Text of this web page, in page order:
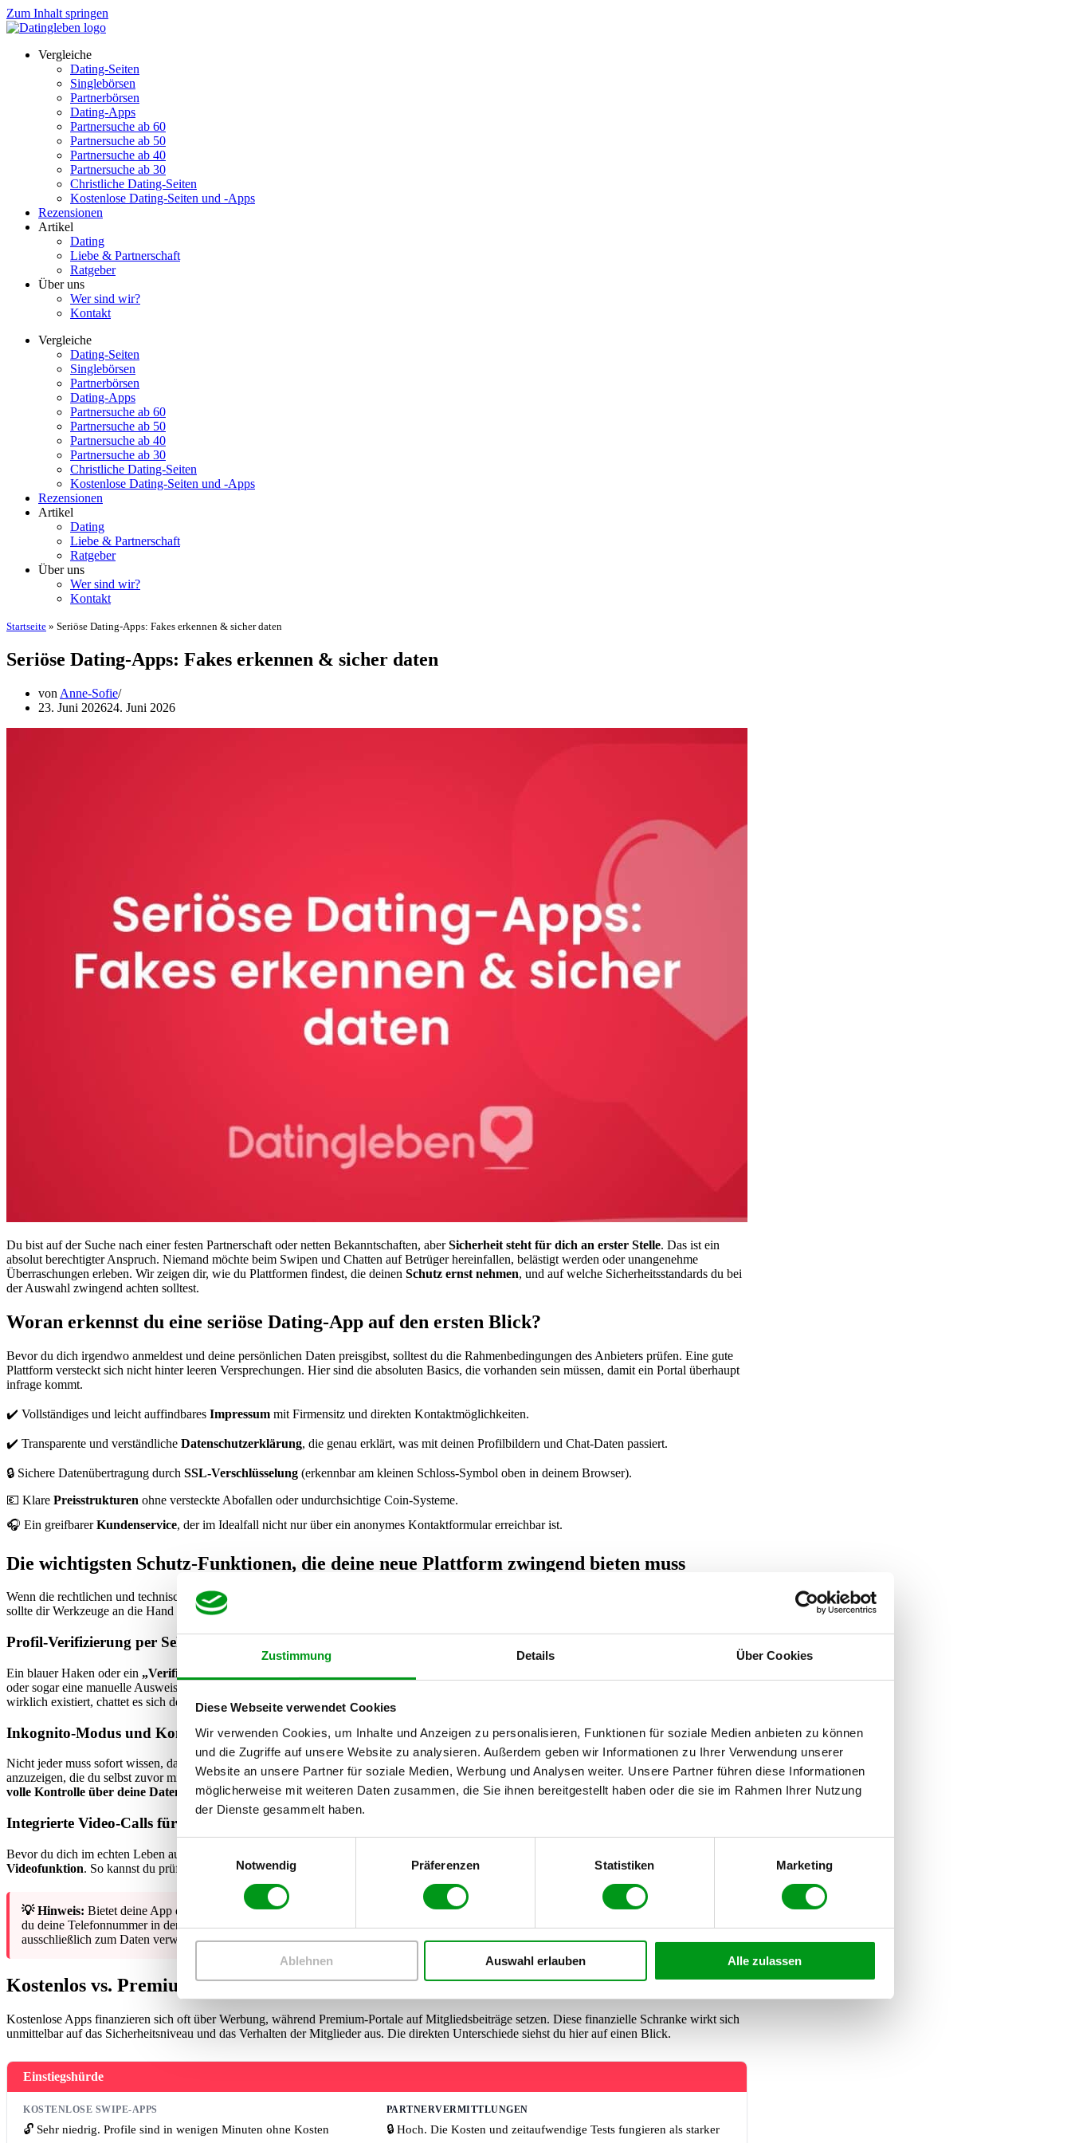
Zustimmung Details Über Cookies
Diese Webseite verwendet Cookies
Wir verwenden Cookies, um Inhalte und Anzeigen zu personalisieren, Funktionen für soziale Medien anbieten zu können
und die Zugriffe auf unsere Website zu analysieren. Außerdem geben wir Informationen zu Ihrer Verwendung unserer
Website an unsere Partner für soziale Medien, Werbung und Analysen weiter. Unsere Partner führen diese Informationen
möglicherweise mit weiteren Daten zusammen, die Sie ihnen bereitgestellt haben oder die sie im Rahmen Ihrer Nutzung
der Dienste gesammelt haben.
Notwendig
Präferenzen Statistiken Marketing
Ablehnen Auswahl erlauben Alle zulassen
Zum Inhalt springen
Vergleiche
Dating-Seiten
Singlebörsen
Partnerbörsen
Dating-Apps
Partnersuche ab 60
Partnersuche ab 50
Partnersuche ab 40
Partnersuche ab 30
Christliche Dating-Seiten
Kostenlose Dating-Seiten und -Apps
Rezensionen
Artikel
Dating
Liebe & Partnerschaft
Ratgeber
Über uns
Wer sind wir?
Kontakt
Vergleiche
Dating-Seiten
Singlebörsen
Partnerbörsen
Dating-Apps
Partnersuche ab 60
Partnersuche ab 50
Partnersuche ab 40
Partnersuche ab 30
Christliche Dating-Seiten
Kostenlose Dating-Seiten und -Apps
Rezensionen
Artikel
Dating
Liebe & Partnerschaft
Ratgeber
Über uns
Wer sind wir?
Kontakt
Startseite » Seriöse Dating-Apps: Fakes erkennen & sicher daten
Seriöse Dating-Apps: Fakes erkennen & sicher daten
von Anne-Sofie
23. Juni 202624. Juni 2026
Du bist auf der Suche nach einer festen Partnerschaft oder netten Bekanntschaften, aberSicherheit steht für dich an erster Stelle. Das ist ein
absolut berechtigter Anspruch. Niemand möchte beim Swipen und Chatten auf Betrüger hereinfallen, belästigt werden oder unangenehme
Überraschungen erleben. Wir zeigen dir, wie du Plattformen findest, die deinen Schutz ernst nehmen, und auf welche Sicherheitsstandards du bei
der Auswahl zwingend achten solltest.
Woran erkennst du eine seriöse Dating-App auf den ersten Blick?
Bevor du dich irgendwo anmeldest und deine persönlichen Daten preisgibst, solltest du die Rahmenbedingungen des Anbieters prüfen. Eine gute
Plattform versteckt sich nicht hinter leeren Versprechungen. Hier sind die absoluten Basics, die vorhanden sein müssen, damit ein Portal überhaupt
infrage kommt.
✔️ Vollständiges und leicht auffindbares Impressum mit Firmensitz und direkten Kontaktmöglichkeiten.
✔️ Transparente und verständliche Datenschutzerklärung, die genau erklärt, was mit deinen Profilbildern und Chat-Daten passiert.
🔒 Sichere Datenübertragung durch SSL-Verschlüsselung (erkennbar am kleinen Schloss-Symbol oben in deinem Browser).
💶 Klare Preisstrukturen ohne versteckte Abofallen oder undurchsichtige Coin-Systeme.
🎧 Ein greifbarerKundenservice, der im Idealfall nicht nur über ein anonymes Kontaktformular erreichbar ist.
Die wichtigsten Schutz-Funktionen, die deine neue Plattform zwingend bieten muss
Wenn die rechtlichen und technischen Basics stimmen, werfen wir einen genauen Blick auf die konkreten Features. Eine moderne
sollte dir Werkzeuge an die Hand geben, mit denen du deine Sicherheit proaktiv steuern kannst. Achte bei der Auswahl auf folgende Funktionen.
Profil-Verifizierung per Selfie-Abgleich oder Ausweisdokument
Ein blauer Haken oder ein „Verifiziert“-Badge
oder sogar eine manuelle Ausweiskontrolle verlangen, sortieren viele Fakes direkt beim Start aus. Wenn du weißt, dass die Person auf den Bildern
wirklich existiert, chattet es sich deutlich entspannter.
Inkognito-Modus und Kontroll-Optionen für deine Sichtbarkeit
Nicht jeder muss sofort wissen, dass du gerade auf Partnersuche bist. Ein Inkognito-Modus
erlaubt es dir, dein Profil nur den Menschen
anzuzeigen, die du selbst zuvor mit einem Like markiert hast. So bleibst du für Kollegen, Familie oder den Ex-Partner unsichtbar und behältst die
volle Kontrolle über deine Daten
Integrierte Video-Calls für den sicheren Vorab-Check ohne Nummerntausch
Bevor du dich im echten Leben auf einen Kaffee triffst, ist ein kurzer Video-Chat enorm hilfreich. Die besten Portale bieten dafür eine
Videofunktion. So kannst du prüfen, ob die Chemie stimmt, ohne sofort deine Handynummer herausgeben zu müssen.
💡 Hinweis: Bietet deine App diese Funktion nicht, raten wir dir zu einem simplen Workaround: Nutze Messenger wie Telegram, bei denen
du deine Telefonnummer in den Privatsphäre-Einstellungen verbergen kannst, oder besorge dir eine günstige Prepaid-SIM-Karte, die du
ausschließlich zum Daten verwendest.
Kostenlos vs. Premium: Ist ein Bezahl-Abo wirklich sicherer für dich?
Kostenlose Apps finanzieren sich oft über Werbung, während Premium-Portale auf Mitgliedsbeiträge setzen. Diese finanzielle Schranke wirkt sich
unmittelbar auf das Sicherheitsniveau und das Verhalten der Mitglieder aus. Die direkten Unterschiede siehst du hier auf einen Blick.
Einstiegshürde
KOSTENLOSE SWIPE-APPS
🔓 Sehr niedrig. Profile sind in wenigen Minuten ohne Kosten
PARTNERVERMITTLUNGEN
🔒 Hoch. Die Kosten und zeitaufwendige Tests fungieren als starker